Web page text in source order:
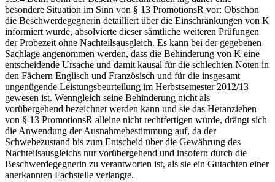
besondere Situation im Sinn von § 13 PromotionsR vor: Obschon
die Beschwerdegegnerin detailliert über die Einschränkungen von K
informiert wurde, absolvierte dieser sämtliche weiteren Prüfungen
der Probezeit ohne Nachteilsausgleich. Es kann bei der gegebenen
Sachlage angenommen werden, dass die Behinderung von K eine
entscheidende Ursache und damit kausal für die schlechten Noten in
den Fächern Englisch und Französisch und für die insgesamt
ungenügende Leistungsbeurteilung im Herbstsemester 2012/13
gewesen ist. Wenngleich seine Behinderung nicht als
vorübergehend bezeichnet werden kann und sie das Heranziehen
von § 13 PromotionsR alleine nicht rechtfertigen würde, drängt sich
die Anwendung der Ausnahmebestimmung auf, da der
Schwebezustand bis zum Entscheid über die Gewährung des
Nachteilsausgleichs nur vorübergehend und insofern durch die
Beschwerdegegnerin zu verantworten ist, als sie ein Gutachten einer
anerkannten Fachstelle verlangte.